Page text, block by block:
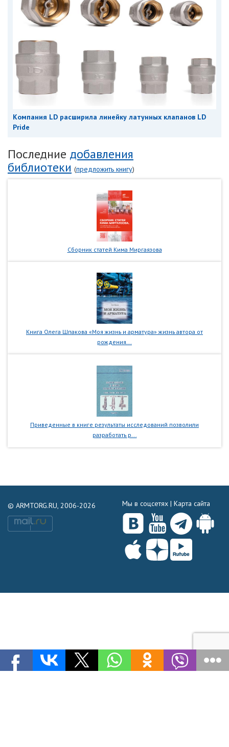
Компания LD расширила линейку латунных клапанов LD
Pride
Последние добавления
библиотеки (предложить книгу)
Сборник статей Кима Миргаязова
Книга Олега Шпакова «Моя жизнь и арматура» жизнь автора от
рождения...
Приведенные в книге результаты исследований позволили
разработать р...
© ARMTORG.RU, 2006-2026 Мы в соцсетях | Карта сайта